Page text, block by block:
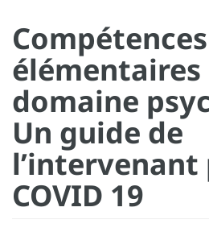
Compétences
élémentaires
domaine
Un guide de
l’intervenant
COVID 19